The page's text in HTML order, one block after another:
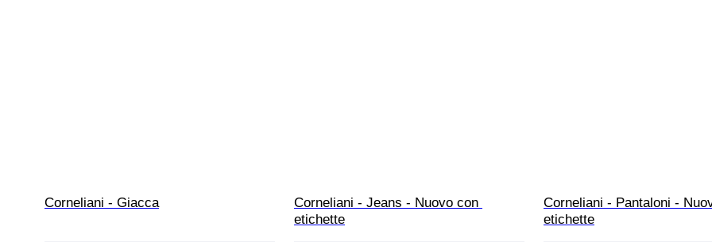
Corneliani - Giacca
Corneliani - Jeans - Nuovo con
etichette
Corneliani - Pantaloni -
etichette